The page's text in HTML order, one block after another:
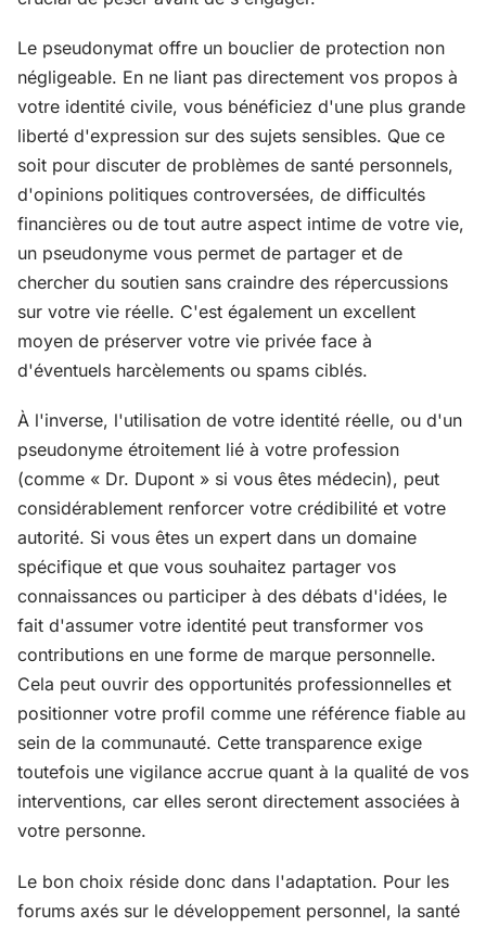
Le pseudonymat offre un bouclier de protection non
négligeable. En ne liant pas directement vos propos à
votre identité civile, vous bénéficiez d'une plus grande
liberté d'expression sur des sujets sensibles. Que ce
soit pour discuter de problèmes de santé personnels,
d'opinions politiques controversées, de difficultés
financières ou de tout autre aspect intime de votre vie,
un pseudonyme vous permet de partager et de
chercher du soutien sans craindre des répercussions
sur votre vie réelle. C'est également un excellent
moyen de préserver votre vie privée face à
d'éventuels harcèlements ou spams ciblés.
À l'inverse, l'utilisation de votre identité réelle, ou d'un
pseudonyme étroitement lié à votre profession
(comme « Dr. Dupont » si vous êtes médecin), peut
considérablement renforcer votre crédibilité et votre
autorité. Si vous êtes un expert dans un domaine
spécifique et que vous souhaitez partager vos
connaissances ou participer à des débats d'idées, le
fait d'assumer votre identité peut transformer vos
contributions en une forme de marque personnelle.
Cela peut ouvrir des opportunités professionnelles et
positionner votre profil comme une référence fiable au
sein de la communauté. Cette transparence exige
toutefois une vigilance accrue quant à la qualité de vos
interventions, car elles seront directement associées à
votre personne.
Le bon choix réside donc dans l'adaptation. Pour les
forums axés sur le développement personnel, la santé